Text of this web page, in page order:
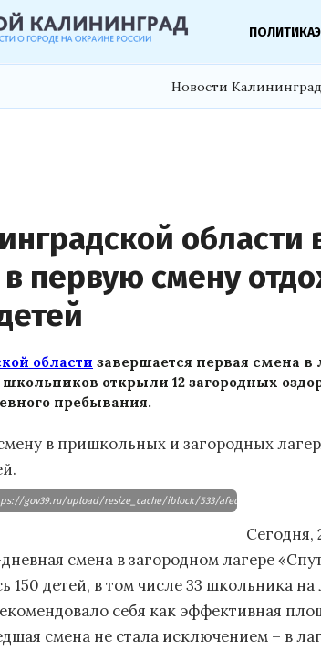
ПОЛИТИКА
Новости
области
первую смену
области завершается первая смена в
открыли 12 загородных
пребывания.
в пришкольных и загородных
gov39.ru/upload/resize_cache/iblock/533/
Сегодня,
смена в загородном лагере
150 детей, в том числе 33 школьника на
себя как эффективная
смена не стала исключением – в